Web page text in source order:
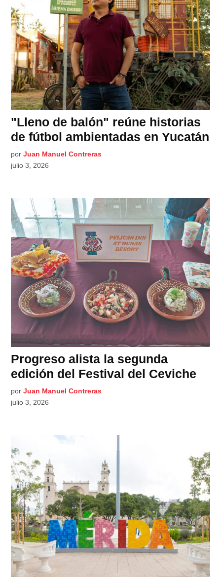
"Lleno de balón" reúne historias
de fútbol ambientadas en Yucatán
por Juan Manuel Contreras
julio 3, 2026
Progreso alista la segunda
edición del Festival del Ceviche
por Juan Manuel Contreras
julio 3, 2026